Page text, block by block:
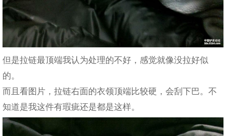
但是拉链最顶端我认为处理的不好，感觉就像没拉好似
的。
而且看图片，拉链右面的衣领顶端比较硬，会刮下巴。不
知道是我这件有瑕疵还是都是这样。